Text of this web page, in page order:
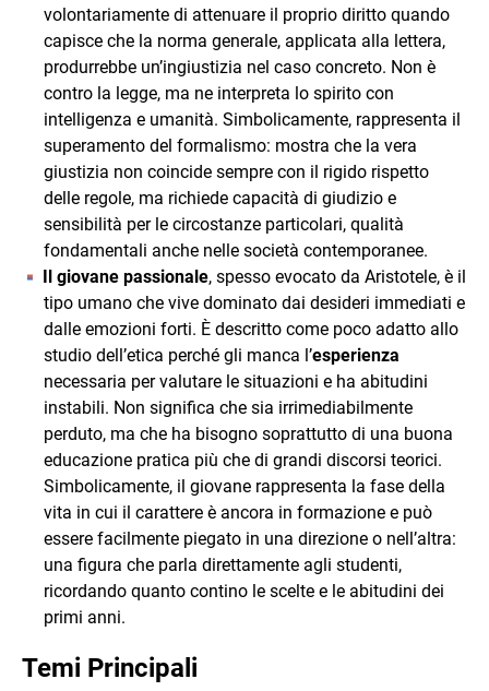
volontariamente di attenuare il proprio diritto quando
capisce che la norma generale, applicata alla lettera,
produrrebbe un’ingiustizia nel caso concreto. Non è
contro la legge, ma ne interpreta lo spirito con
intelligenza e umanità. Simbolicamente, rappresenta il
superamento del formalismo: mostra che la vera
giustizia non coincide sempre con il rigido rispetto
delle regole, ma richiede capacità di giudizio e
sensibilità per le circostanze particolari, qualità
fondamentali anche nelle società contemporanee.
Il giovane passionale, spesso evocato da Aristotele, è il
tipo umano che vive dominato dai desideri immediati e
dalle emozioni forti. È descritto come poco adatto allo
studio dell’etica perché gli manca l’esperienza
necessaria per valutare le situazioni e ha abitudini
instabili. Non significa che sia irrimediabilmente
perduto, ma che ha bisogno soprattutto di una buona
educazione pratica più che di grandi discorsi teorici.
Simbolicamente, il giovane rappresenta la fase della
vita in cui il carattere è ancora in formazione e può
essere facilmente piegato in una direzione o nell’altra:
una figura che parla direttamente agli studenti,
ricordando quanto contino le scelte e le abitudini dei
primi anni.
Temi Principali